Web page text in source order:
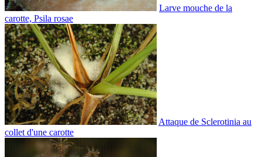
Larve mouche de la
carotte, Psila rosae
Attaque de Sclerotinia au
collet d'une carotte